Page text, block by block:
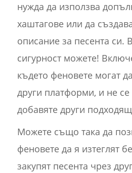
нужда да използва
хаштагове или да
описание за песента си.
сигурност можете!
където феновете могат
други платформи, и не се
добавяте други
Можете също така да
феновете да я изтеглят
закупят песента чрез